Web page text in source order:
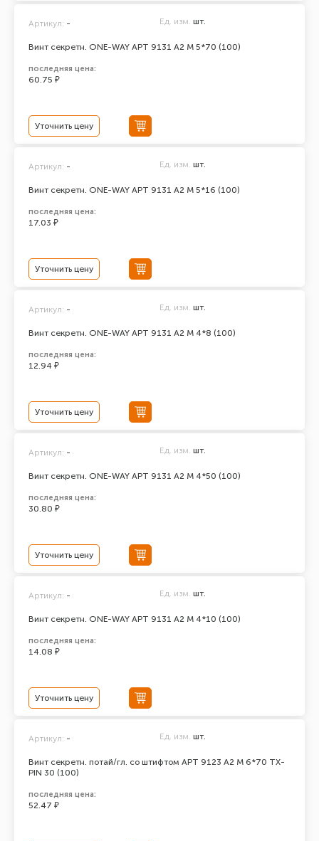
Винт секретн. ONE-WAY АРТ 9131 А2 M 5*70 (100)
Артикул: - Ед. изм. шт.
последняя цена:
60.75 ₽
Уточнить цену
Винт секретн. ONE-WAY АРТ 9131 А2 M 5*16 (100)
Артикул: - Ед. изм. шт.
последняя цена:
17.03 ₽
Уточнить цену
Винт секретн. ONE-WAY АРТ 9131 А2 M 4*8 (100)
Артикул: - Ед. изм. шт.
последняя цена:
12.94 ₽
Уточнить цену
Винт секретн. ONE-WAY АРТ 9131 А2 M 4*50 (100)
Артикул: - Ед. изм. шт.
последняя цена:
30.80 ₽
Уточнить цену
Винт секретн. ONE-WAY АРТ 9131 А2 M 4*10 (100)
Артикул: - Ед. изм. шт.
последняя цена:
14.08 ₽
Уточнить цену
Винт секретн. потай/гл. со штифтом АРТ 9123 А2 M 6*70 TX-
PIN 30 (100)
Артикул: - Ед. изм. шт.
последняя цена:
52.47 ₽